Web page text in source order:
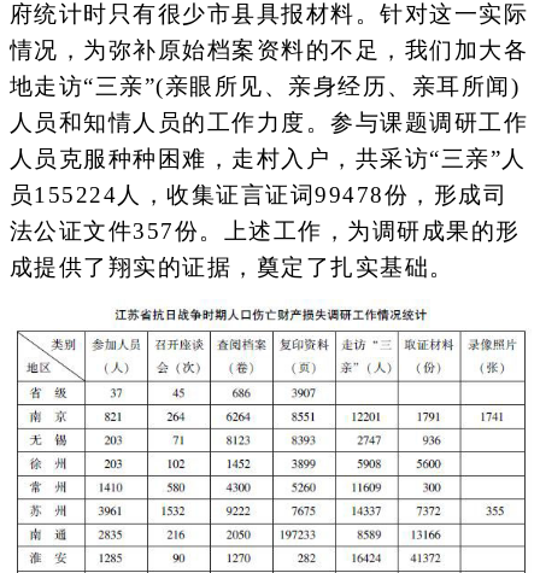
府统计时只有很少市县具报材料。针对这一实际
情况，为弥补原始档案资料的不足，我们加大各
地走访“三亲”(亲眼所见、亲身经历、亲耳所闻)
人员和知情人员的工作力度。参与课题调研工作
人员克服种种困难，走村入户，共采访“三亲”人
员155224人，收集证言证词99478份，形成司
法公证文件357份。上述工作，为调研成果的形
成提供了翔实的证据，奠定了扎实基础。